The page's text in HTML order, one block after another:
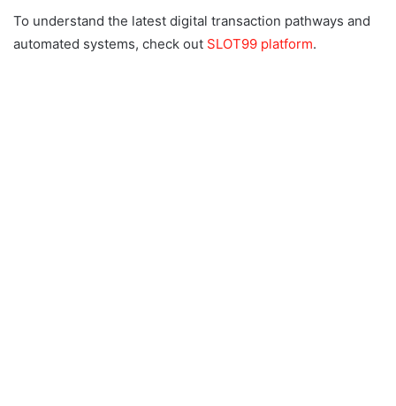
To understand the latest digital transaction pathways and
automated systems, check out SLOT99 platform.